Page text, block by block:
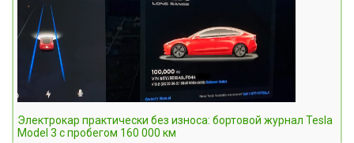
Электрокар практически без износа: бортовой журнал Tesla
Model 3 с пробегом 160 000 км